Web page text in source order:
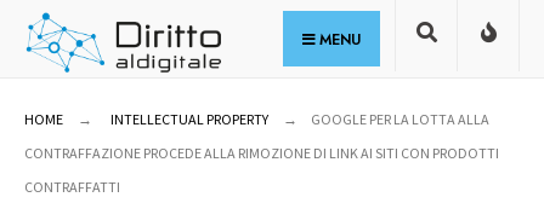
Skip
MENU
HOME INTELLECTUAL PROPERTY
GOOGLE PER LA LOTTA ALLA
CONTRAFFAZIONE PROCEDE ALLA RIMOZIONE DI LINK AI SITI CON PRODOTTI
CONTRAFFATTI